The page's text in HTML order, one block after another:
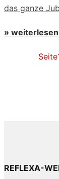
das ganze
» weiterlesen
Seite
REFLEXA-